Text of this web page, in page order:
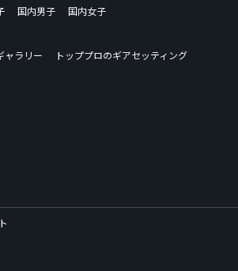
国内男子
国内女子
ャラリー
トッププロのギアセッティング